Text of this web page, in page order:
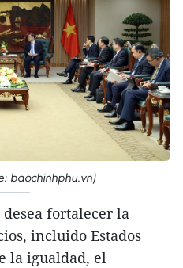
baochinhphu.vn)
fortalecer la
incluido Estados
la igualdad, el